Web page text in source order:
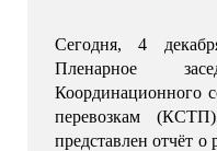
Сегодня, 4
Пленарное
Координационного
перевозкам
представлен отчёт о